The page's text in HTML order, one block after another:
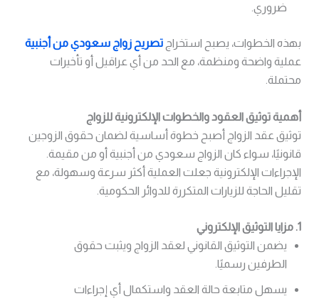
ضروري.
بهذه الخطوات، يصبح استخراج تصريح زواج سعودي من أجنبية
عملية واضحة ومنظمة، مع الحد من أي عراقيل أو تأخيرات
محتملة.
أهمية توثيق العقود والخطوات الإلكترونية للزواج
توثيق عقد الزواج أصبح خطوة أساسية لضمان حقوق الزوجين
قانونيًا، سواء كان الزواج سعودي من أجنبية أو من مقيمة.
الإجراءات الإلكترونية جعلت العملية أكثر سرعة وسهولة، مع
تقليل الحاجة للزيارات المتكررة للدوائر الحكومية.
1. مزايا التوثيق الإلكتروني
يضمن التوثيق القانوني لعقد الزواج ويثبت حقوق
الطرفين رسميًا.
يسهل متابعة حالة العقد واستكمال أي إجراءات